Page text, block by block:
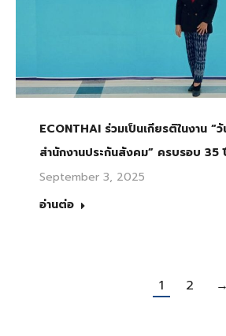
ECONTHAI ร่วมเป็นเกียรติในงาน “
สำนักงานประกันสังคม” ครบรอบ 35
September 3, 2025
อ่านต่อ
1 2 →